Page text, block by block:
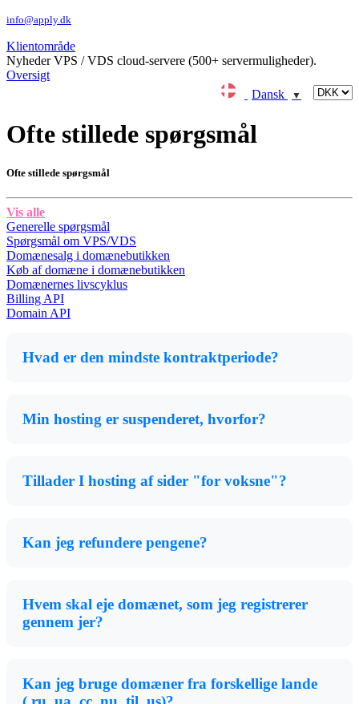
info@apply.dk
Klientområde
Nyheder VPS / VDS cloud-servere (500+ servermuligheder).
Oversigt
Dansk
▼
Ofte stillede spørgsmål
Ofte stillede spørgsmål
Vis alle
Generelle spørgsmål
Spørgsmål om VPS/VDS
Domænesalg i domænebutikken
Køb af domæne i domænebutikken
Domænernes livscyklus
Billing API
Domain API
Hvad er den mindste kontraktperiode?
Min hosting er suspenderet, hvorfor?
Tillader I hosting af sider "for voksne"?
Kan jeg refundere pengene?
Hvem skal eje domænet, som jeg registrerer
gennem jer?
Kan jeg bruge domæner fra forskellige lande